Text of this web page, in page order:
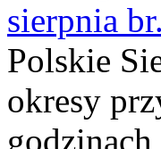
sierpnia br.
Polskie
okresy